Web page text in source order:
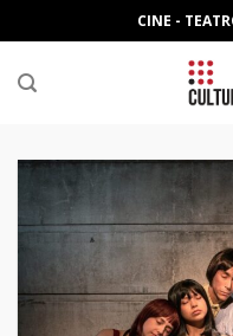
to
content
CINE -